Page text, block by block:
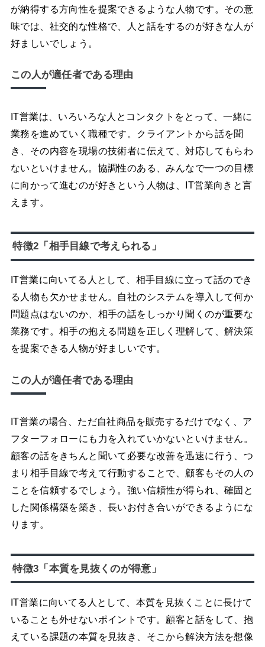
が納得する方向性を提案できるような人物です。その意
味では、社交的な性格で、人と話をするのが好きな人が
好ましいでしょう。
この人が適任者である理由
IT営業は、いろいろな人とコンタクトをとって、一緒に
業務を進めていく職種です。クライアントから話を聞
き、その内容を現場の技術者に伝えて、対応してもらわ
ないといけません。協調性のある、みんなで一つの目標
に向かって進むのが好きという人物は、IT営業向きと言
えます。
特徴2「相手目線で考えられる」
IT営業に向いてる人として、相手目線に立って話のでき
る人物も欠かせません。自社のシステムを導入して何か
問題点はないのか、相手の話をしっかり聞くのが重要な
業務です。相手の抱える問題を正しく理解して、解決策
を提案できる人物が好ましいです。
この人が適任者である理由
IT営業の場合、ただ自社商品を販売するだけでなく、ア
フターフォローにも力を入れていかないといけません。
顧客の話をきちんと聞いて必要な改善を迅速に行う、つ
まり相手目線で考えて行動することで、顧客もその人の
ことを信頼するでしょう。強い信頼性が得られ、確固と
した関係構築を築き、長いお付き合いができるようにな
ります。
特徴3「本質を見抜くのが得意」
IT営業に向いてる人として、本質を見抜くことに長けて
いることも外せないポイントです。顧客と話をして、抱
えている課題の本質を見抜き、そこから解決方法を想像